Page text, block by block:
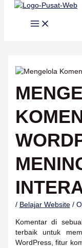
Lewati ke konten
/ Belajar Website/
Komentar di
terbaik untuk
WordPress, fitur